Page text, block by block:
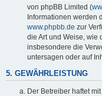
von phpBB Limited (
Informationen werden
www.phpbb.de zur
die Art und Weise, wie
insbesondere die
untersagen oder auf
5. GEWÄHRLEISTUNG
Der Betreiber haftet